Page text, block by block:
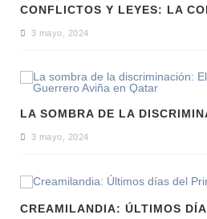
3 mayo, 2024
3 mayo, 2024